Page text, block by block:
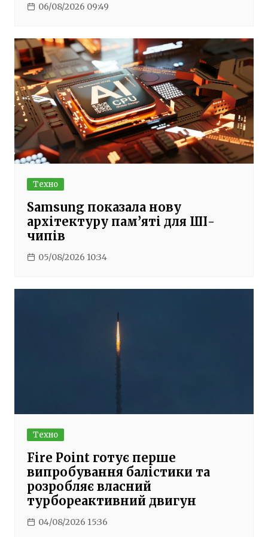
06/08/2026 09:49
Техно
Samsung показала нову
архітектуру пам’яті для ШІ-
чипів
05/08/2026 10:34
Техно
Fire Point готує перше
випробування балістики та
розробляє власний
турбореактивний двигун
04/08/2026 15:36